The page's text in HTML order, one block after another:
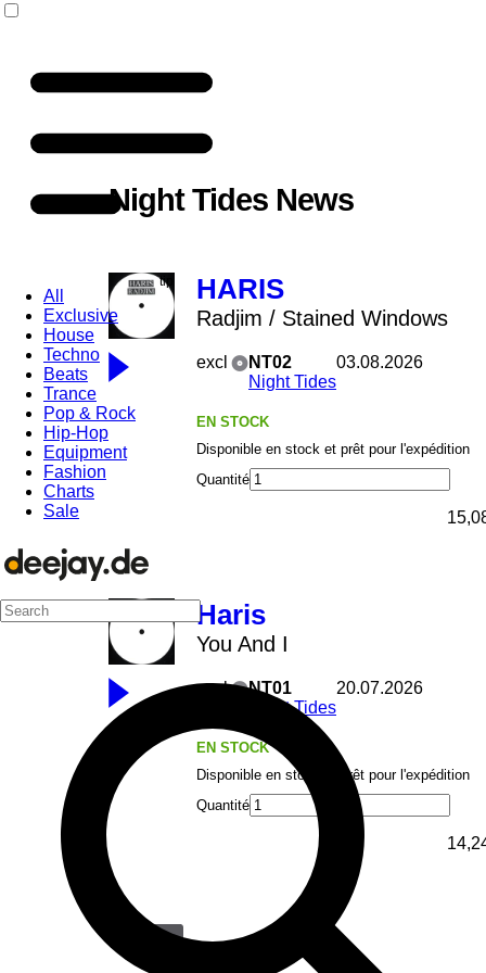
All
Exclusive
House
Techno
Beats
Trance
Pop & Rock
Hip-Hop
Equipment
Fashion
Charts
Sale
Night Tides News
HARIS
Radjim / Stained Windows
excl
NT02
Night Tides
03.08.2026
EN STOCK
Disponible en stock et prêt pour l'expédition
Quantité
Haris
You And I
excl
NT01
Night Tides
20.07.2026
EN STOCK
Disponible en stock et prêt pour l'expédition
Quantité